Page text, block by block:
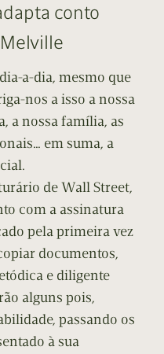
conto
a-dia, mesmo que
nos a isso a nossa
a nossa família, as
em suma, a
de Wall Street,
com a assinatura
pela primeira vez
documentos,
e diligente
alguns pois,
passando os
à sua